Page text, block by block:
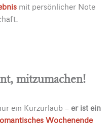
mit persönlicher Note
mitzumachen!
ein Kurzurlaub – er ist ein
Wochenende